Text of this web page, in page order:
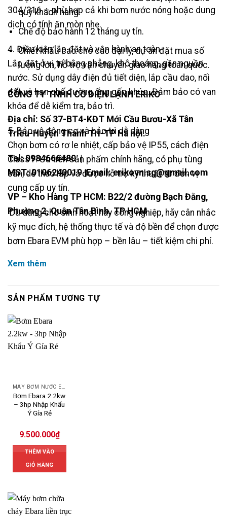
304/316 – phù hợp cả khi bơm nước nóng hoặc dung
dịch có tính ăn mòn nhẹ.
4. Điều kiện lắp đặt và vận hành an toàn
Lắp đặt ở vị trí bằng phẳng, khô thoáng, gần nguồn
nước. Sử dụng dây điện đủ tiết diện, lắp cầu dao, nối
đất và hạn chế đường ống gấp khúc. Đảm bảo có van
khóa để dễ kiểm tra, bảo trì.
5. Bảo vệ động cơ và bảo trì dễ dàng
Chọn bơm có rơ le nhiệt, cấp bảo vệ IP55, cách điện
Class F. Ưu tiên sản phẩm chính hãng, có phụ tùng
sẵn, dễ tháo lắp và được hỗ trợ kỹ thuật từ đơn vị
cung cấp uy tín.
Dù dùng cho sinh hoạt hay công nghiệp, hãy cân nhắc
kỹ mục đích, hệ thống thực tế và độ bền để chọn được
bơm Ebara EVM phù hợp – bền lâu – tiết kiệm chi phí.
quý khách hàng.
Chế độ bảo hành 12 tháng uy tín.
Chiết khấu cao cho các đại lý, dự án đặt mua số
lượng lớn, hỗ trợ vận chuyển giao hàng toàn quốc.
CÔNG TY TNHH CƠ ĐIỆN LẠNH ERIKO
Địa chỉ: Số 37-BT4-KĐT Mới Cầu Bươu-Xã Tân
Triều-Huyện Thanh Trì-TP Hà nội.
Tel:0984666480|
MST: 0106240019 |Email: erikovn.sg@gmail.com
VP – Kho Hàng TP HCM: B22/2 đường Bạch Đằng,
Phường 2, Quận Tân Bình, TP HCM
Xem thêm
SẢN PHẨM TƯƠNG TỰ
Bơm Ebara 2.2kw
– 3hp Nhập Khẩu
Ý Gía Rẻ
9.500.000₫
THÊM VÀO
GIỎ HÀNG